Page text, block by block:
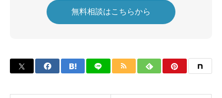
無料相談はこちらから